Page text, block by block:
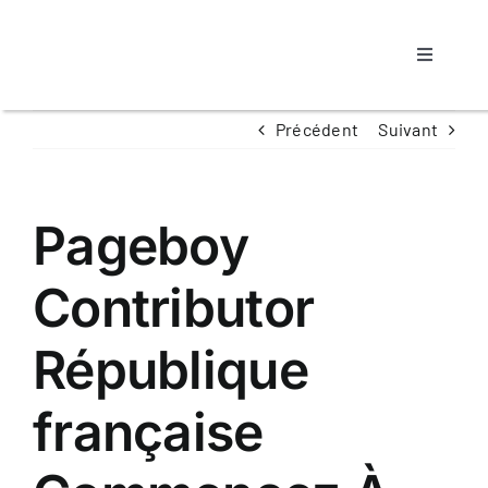
Accueil
Précédent Suivant
Pageboy
Contributor
République
française